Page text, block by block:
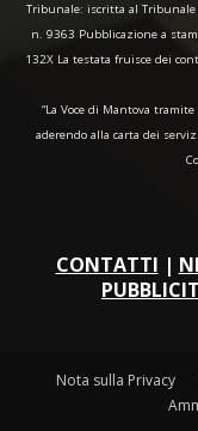
Tribunale: iscritta al
n. 9363 Pubblicazione a
132X La testata fruisce dei
“La Voce di Mantova
aderendo alla carta dei
CONTATTI |
Nota sulla Privacy